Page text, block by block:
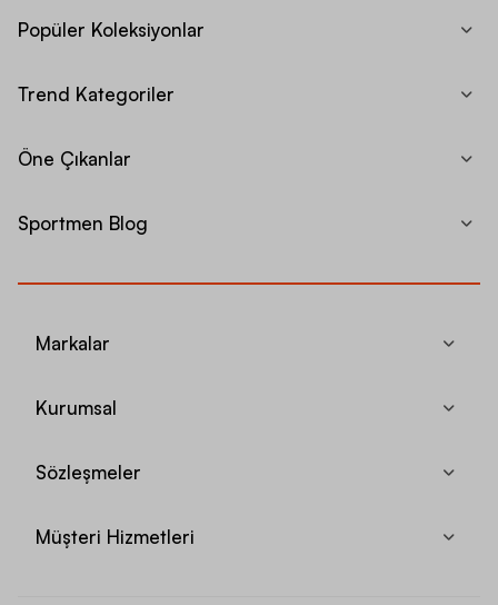
Popüler Koleksiyonlar
Trend Kategoriler
Öne Çıkanlar
Sportmen Blog
Markalar
Kurumsal
Sözleşmeler
Müşteri Hizmetleri